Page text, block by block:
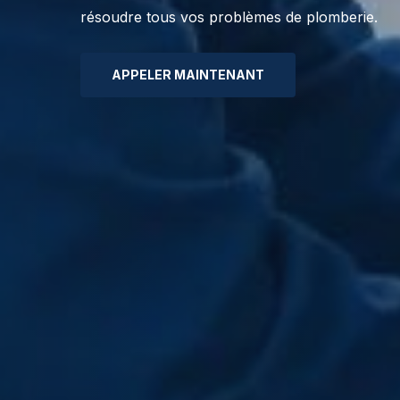
résoudre tous vos problèmes de plomberie.
APPELER MAINTENANT